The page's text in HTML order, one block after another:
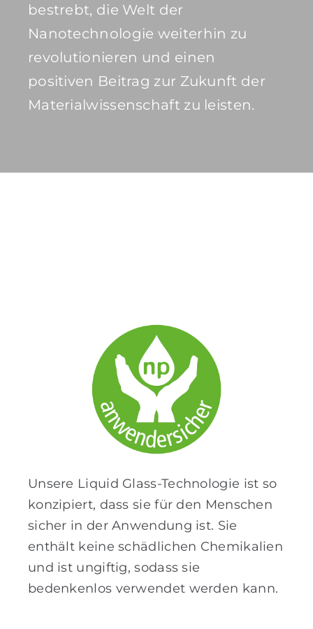
bestrebt, die Welt der
Nanotechnologie weiterhin zu
revolutionieren und einen
positiven Beitrag zur Zukunft der
Materialwissenschaft zu leisten.
Unsere Liquid Glass-Technologie ist so
konzipiert, dass sie für den Menschen
sicher in der Anwendung ist. Sie
enthält keine schädlichen Chemikalien
und ist ungiftig, sodass sie
bedenkenlos verwendet werden kann.